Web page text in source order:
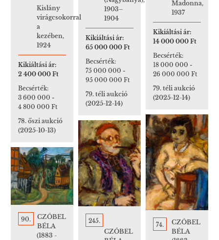
1903–
1904
Kikiáltási ár:
65 000 000 Ft
Becsérték:
75 000 000 -
95 000 000 Ft
79. téli aukció
(2025-12-14)
Madonna,
1937
Kikiáltási ár:
14 000 000 Ft
Becsérték:
18 000 000 -
26 000 000 Ft
79. téli aukció
(2025-12-14)
Kislány
virágcsokorral
a
kezében,
1924
Kikiáltási ár:
2 400 000 Ft
Becsérték:
3 600 000 -
4 800 000 Ft
78. őszi aukció
(2025-10-13)
74.
CZÓBEL
BÉLA
245.
CZÓBEL
90.
CZÓBEL
BÉLA
(1883 -